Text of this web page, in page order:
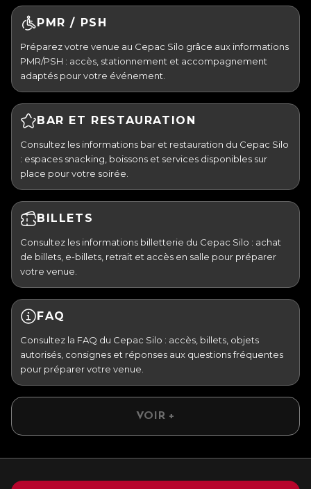
PMR / PSH
Préparez votre venue au Cepac Silo grâce aux informations
PMR/PSH : accès, stationnement et accompagnement
adaptés pour votre événement.
BAR ET RESTAURATION
Consultez les informations bar et restauration du Cepac Silo
: espaces snacking, boissons et services disponibles sur
place pour votre soirée.
BILLETS
Consultez les informations billetterie du Cepac Silo : achat
de billets, e-billets, retrait et accès en salle pour préparer
votre venue.
FAQ
Consultez la FAQ du Cepac Silo : accès, billets, objets
autorisés, consignes et réponses aux questions fréquentes
pour préparer votre venue.
VOIR +